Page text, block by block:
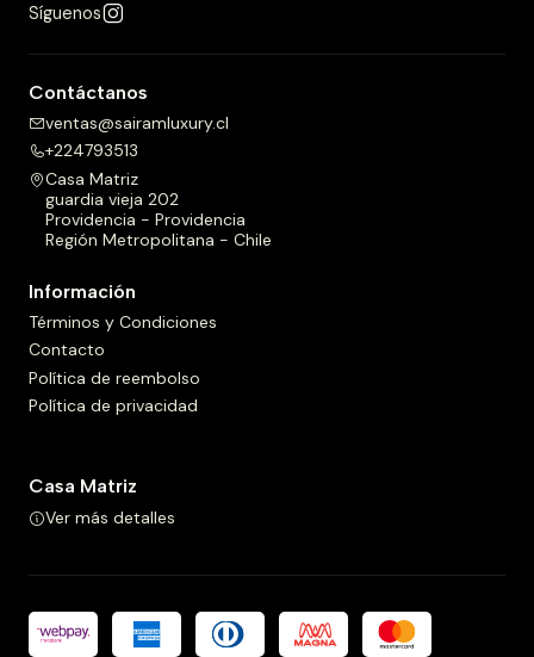
Síguenos
Contáctanos
ventas@sairamluxury.cl
+224793513
Casa Matriz
guardia vieja 202
Providencia - Providencia
Región Metropolitana - Chile
Información
Términos y Condiciones
Contacto
Política de reembolso
Política de privacidad
Casa Matriz
Ver más detalles